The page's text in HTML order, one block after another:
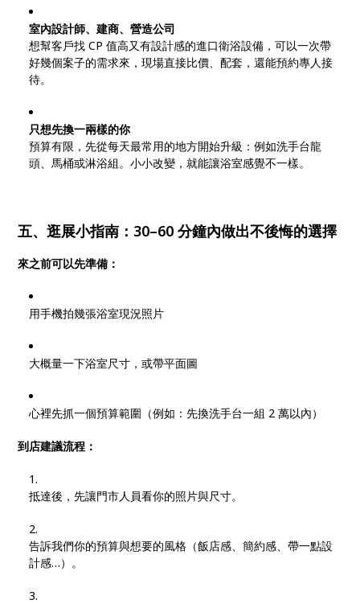
室內設計師、建商、營造公司
想幫客戶找 CP 值高又有設計感的進口衛浴設備，可以一次帶
好幾個案子的需求來，現場直接比價、配套，還能預約專人接
待。
只想先換一兩樣的你
預算有限，先從每天最常用的地方開始升級：例如洗手台龍
頭、馬桶或淋浴組。小小改變，就能讓浴室感覺不一樣。
五、逛展小指南：30–60 分鐘內做出不後悔的選擇
來之前可以先準備：
用手機拍幾張浴室現況照片
大概量一下浴室尺寸，或帶平面圖
心裡先抓一個預算範圍（例如：先換洗手台一組 2 萬以內）
到店建議流程：
抵達後，先讓門市人員看你的照片與尺寸。
告訴我們你的預算與想要的風格（飯店感、簡約感、帶一點設
計感…）。